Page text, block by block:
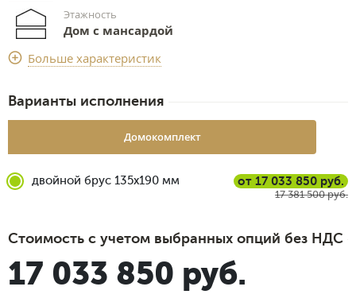
Этажность
Дом с мансардой
Срок доставки
4 недели
Больше характеристик
Варианты исполнения
Домокомплект
двойной брус 135x190 мм от 17 033 850 руб.
17 381 500 руб.
Стоимость с учетом выбранных опций без НДС
17 033 850 руб.